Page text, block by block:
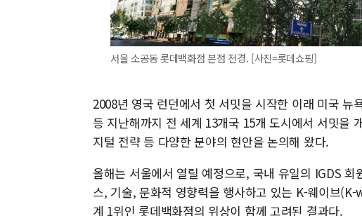
서울 소공동 롯데백화점 본점 전경. [사진=롯데쇼핑]
2008년 영국 런던에서 첫 서밋을 시작한 이래 미국
등 지난해까지 전 세계 13개국 15개 도시에서 서밋을
지털 전략 등 다양한 분야의 현안을 논의해 왔다.
올해는 서울에서 열릴 예정으로, 국내 유일의 IGDS
스, 기술, 문화적 영향력을 행사하고 있는 K-웨이브
계 1위인 롯데백화점의 위상이 함께 고려된 결과다.